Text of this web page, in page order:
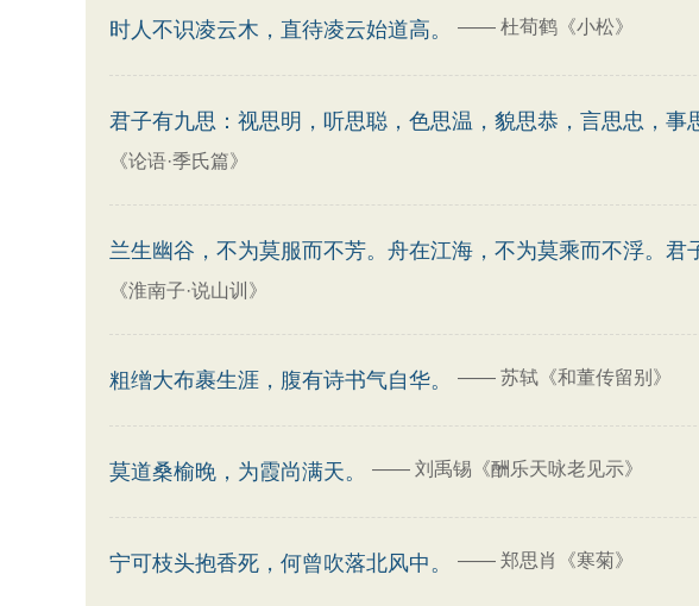
时人不识凌云木，直待凌云始道高。 —— 杜荀鹤《小松》
君子有九思：视思明，听思聪，色思温，貌思恭，言思忠，事
《论语·季氏篇》
兰生幽谷，不为莫服而不芳。舟在江海，不为莫乘而不浮。君
《淮南子·说山训》
粗缯大布裹生涯，腹有诗书气自华。 —— 苏轼《和董传留别》
莫道桑榆晚，为霞尚满天。 —— 刘禹锡《酬乐天咏老见示》
宁可枝头抱香死，何曾吹落北风中。 —— 郑思肖《寒菊》